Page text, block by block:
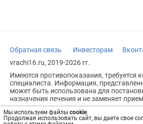
Мы используем файлы cookie.
Продолжая использовать сайт, вы даете свое
Обратная связь Инвесторам
vrachi16.ru, 2019-2026 гг.
Имеются противопоказания, требуется
специалиста. Информация,
может быть использована для
назначения лечения и не заменяет
Возрастное ограничение: 18+